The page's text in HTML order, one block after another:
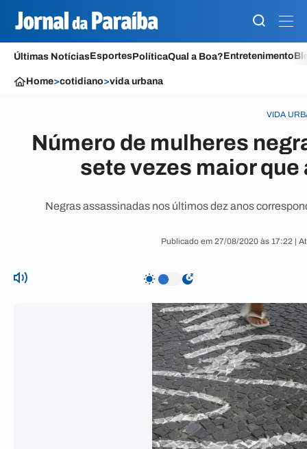
Últimas NotíciasEsportesPolíticaQual a Boa?Entretenimento
Home>cotidiano>vida urbana
VIDA
Número de mulheres
sete vezes maior
Negras assassinadas nos últimos dez anos
Publicado em 27/08/2020 às 17:22 |